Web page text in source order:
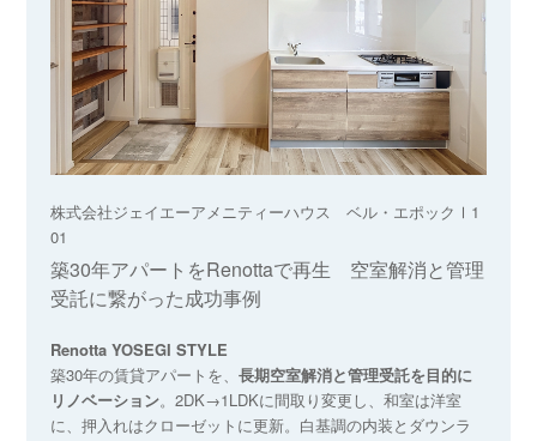
株式会社ジェイエーアメニティーハウス ベル・エポックⅠ1
01
築30年アパートをRenottaで再生 空室解消と管理
受託に繋がった成功事例
Renotta YOSEGI STYLE
築30年の賃貸アパートを、長期空室解消と管理受託を目的に
リノベーション。2DK→1LDKに間取り変更し、和室は洋室
に、押入れはクローゼットに更新。白基調の内装とダウンラ